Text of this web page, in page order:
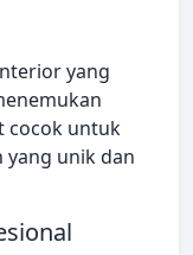
yang
cocok untuk
yang unik dan